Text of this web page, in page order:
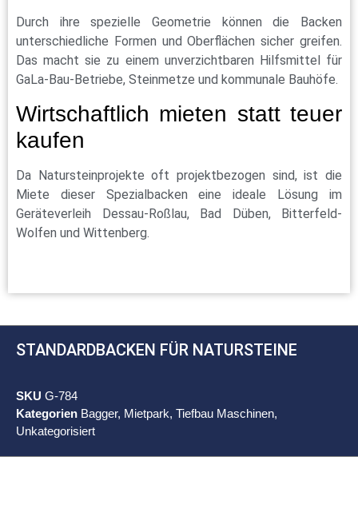
Durch ihre spezielle Geometrie können die Backen
unterschiedliche Formen und Oberflächen sicher greifen.
Das macht sie zu einem unverzichtbaren Hilfsmittel für
GaLa-Bau-Betriebe, Steinmetze und kommunale Bauhöfe.
Wirtschaftlich mieten statt teuer
kaufen
Da Natursteinprojekte oft projektbezogen sind, ist die
Miete dieser Spezialbacken eine ideale Lösung im
Geräteverleih Dessau-Roßlau, Bad Düben, Bitterfeld-
Wolfen und Wittenberg.
STANDARDBACKEN FÜR NATURSTEINE
SKU G-784
Kategorien Bagger, Mietpark, Tiefbau Maschinen,
Unkategorisiert